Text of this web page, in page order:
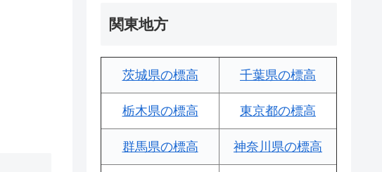
関東地方
茨城県の標高 千葉県の標高
栃木県の標高 東京都の標高
群馬県の標高 神奈川県の標高